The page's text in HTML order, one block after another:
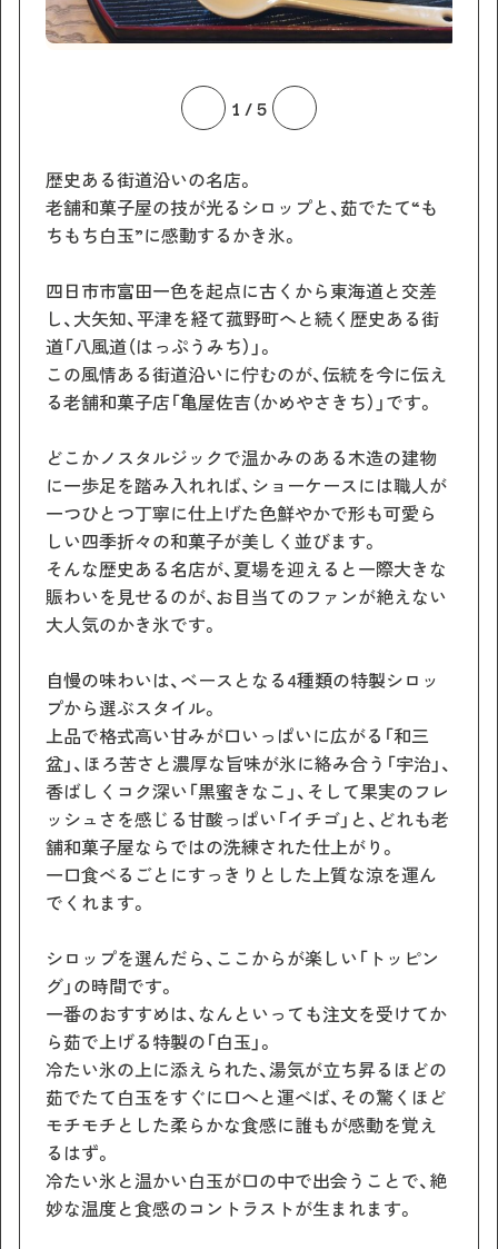
1 /5
歴史ある街道沿いの名店。
老舗和菓子屋の技が光るシロップと、茹でたて“も
ちもち白玉”に感動するかき氷。
四日市市富田一色を起点に古くから東海道と交差
し、大矢知、平津を経て菰野町へと続く歴史ある街
道「八風道（はっぷうみち）」。
この風情ある街道沿いに佇むのが、伝統を今に伝え
る老舗和菓子店「亀屋佐吉（かめやさきち）」です。
どこかノスタルジックで温かみのある木造の建物
に一歩足を踏み入れれば、ショーケースには職人が
一つひとつ丁寧に仕上げた色鮮やかで形も可愛ら
しい四季折々の和菓子が美しく並びます。
そんな歴史ある名店が、夏場を迎えると一際大きな
賑わいを見せるのが、お目当てのファンが絶えない
大人気のかき氷です。
自慢の味わいは、ベースとなる4種類の特製シロッ
プから選ぶスタイル。
上品で格式高い甘みが口いっぱいに広がる「和三
盆」、ほろ苦さと濃厚な旨味が氷に絡み合う「宇治」、
香ばしくコク深い「黒蜜きなこ」、そして果実のフレ
ッシュさを感じる甘酸っぱい「イチゴ」と、どれも老
舗和菓子屋ならではの洗練された仕上がり。
一口食べるごとにすっきりとした上質な涼を運ん
でくれます。
シロップを選んだら、ここからが楽しい「トッピン
グ」の時間です。
一番のおすすめは、なんといっても注文を受けてか
ら茹で上げる特製の「白玉」。
冷たい氷の上に添えられた、湯気が立ち昇るほどの
茹でたて白玉をすぐに口へと運べば、その驚くほど
モチモチとした柔らかな食感に誰もが感動を覚え
るはず。
冷たい氷と温かい白玉が口の中で出会うことで、絶
妙な温度と食感のコントラストが生まれます。